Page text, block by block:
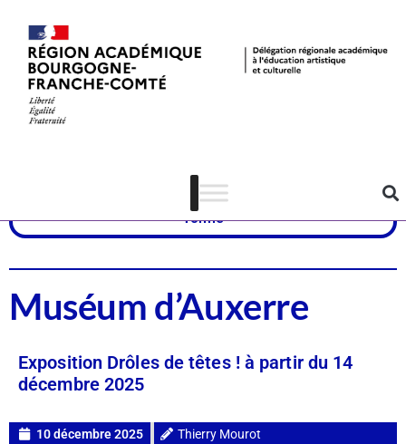
Yonne
Muséum d’Auxerre
Exposition Drôles de têtes ! à partir du 14
décembre 2025
10 décembre 2025 Thierry Mourot